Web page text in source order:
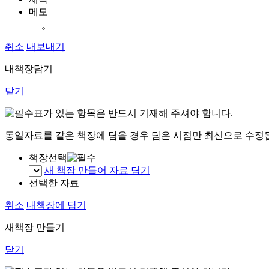
메모
취소 내보내기
내책장담기
닫기
표가 있는 항목은 반드시 기재해 주셔야 합니다.
동일자료를 같은 책장에 담을 경우 담은 시점만 최신으로 수정
책장선택
새 책장 만들어 자료 담기
선택한 자료
취소 내책장에 담기
새책장 만들기
닫기